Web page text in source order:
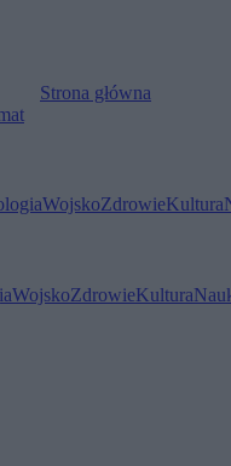
Strona główna
WojskoZdrowieKultura
WojskoZdrowieKultura